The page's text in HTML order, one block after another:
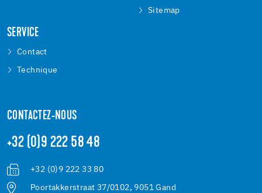
Sitemap
SERVICE
Contact
Technique
CONTACTEZ-NOUS
+32 (0)9 222 58 48
+32 (0)9 222 33 80
Poortakkerstraat 37/0102, 9051 Gand